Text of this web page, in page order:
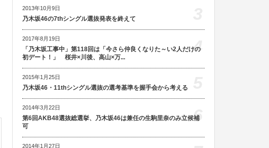
2013年10月9日
乃木坂46の7thシングル選抜発表を終えて
2017年8月19日
「乃木坂工事中」第118回は「今さら仲良くなりた～い2人だけの
初デート！」 桜井×川後、高山×万...
4
2015年1月25日
乃木坂46・11thシングル選抜の選考基準を握手会から考える
2014年3月22日
第6回AKB48選抜総選挙、乃木坂46は兼任の生駒里奈のみ立候補
可
6
2014年1月27日